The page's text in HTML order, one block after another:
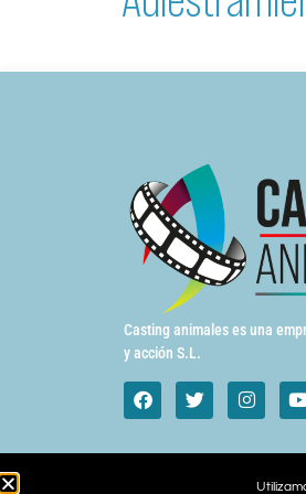
Casting animales es una
y acción S.L.